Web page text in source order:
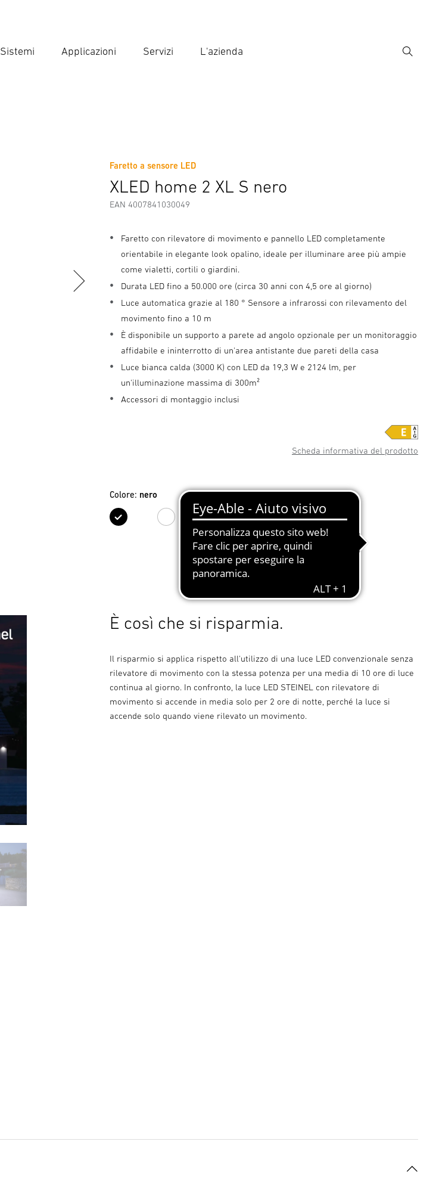
Sistemi Applicazioni Servizi L'azienda
Ricerca
Faretto a sensore LED
XLED home 2 XL S nero
EAN 4007841030049
Faretto con rilevatore di movimento e pannello LED completamente
orientabile in elegante look opalino, ideale per illuminare aree più ampie
come vialetti, cortili o giardini.
Durata LED fino a 50.000 ore (circa 30 anni con 4,5 ore al giorno)
Luce automatica grazie al 180 ° Sensore a infrarossi con rilevamento del
movimento fino a 10 m
È disponibile un supporto a parete ad angolo opzionale per un monitoraggio
affidabile e ininterrotto di un'area antistante due pareti della casa
Luce bianca calda (3000 K) con LED da 19,3 W e 2124 lm, per
un'illuminazione massima di 300m²
Accessori di montaggio inclusi
Scheda informativa del prodotto
Colore: nero
nero biancoantracite
Informazioni sul produttore
È così che si risparmia.
Il risparmio si applica rispetto all'utilizzo di una luce LED convenzionale senza
rilevatore di movimento con la stessa potenza per una media di 10 ore di luce
continua al giorno. In confronto, la luce LED STEINEL con rilevatore di
movimento si accende in media solo per 2 ore di notte, perché la luce si
accende solo quando viene rilevato un movimento.